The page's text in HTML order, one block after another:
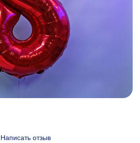
Написать отзыв